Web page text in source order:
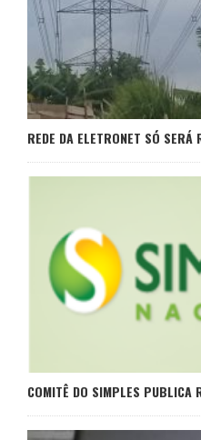
REDE DA ELETRONET SÓ
COMITÊ DO SIMPLES PUBLICA